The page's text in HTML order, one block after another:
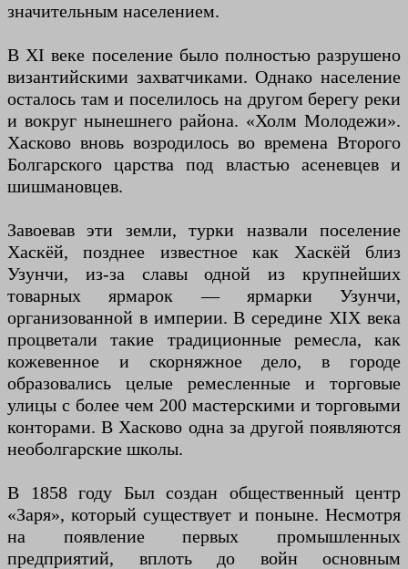
значительным населением.
В XI веке поселение было полностью разрушено
византийскими захватчиками. Однако население
осталось там и поселилось на другом берегу реки
и вокруг нынешнего района. «Холм Молодежи».
Хасково вновь возродилось во времена Второго
Болгарского царства под властью асеневцев и
шишмановцев.
Завоевав эти земли, турки назвали поселение
Хаскёй, позднее известное как Хаскёй близ
Узунчи, из-за славы одной из крупнейших
товарных ярмарок — ярмарки Узунчи,
организованной в империи. В середине XIX века
процветали такие традиционные ремесла, как
кожевенное и скорняжное дело, в городе
образовались целые ремесленные и торговые
улицы с более чем 200 мастерскими и торговыми
конторами. В Хасково одна за другой появляются
необолгарские школы.
В 1858 году Был создан общественный центр
«Заря», который существует и поныне. Несмотря
на появление первых промышленных
предприятий, вплоть до войн основным